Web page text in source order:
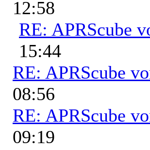
12:58
RE: APRScube
15:44
RE: APRScube
08:56
RE: APRScube
09:19